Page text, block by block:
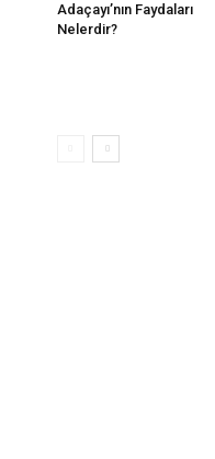
Adaçayı’nın Faydaları
Nelerdir?